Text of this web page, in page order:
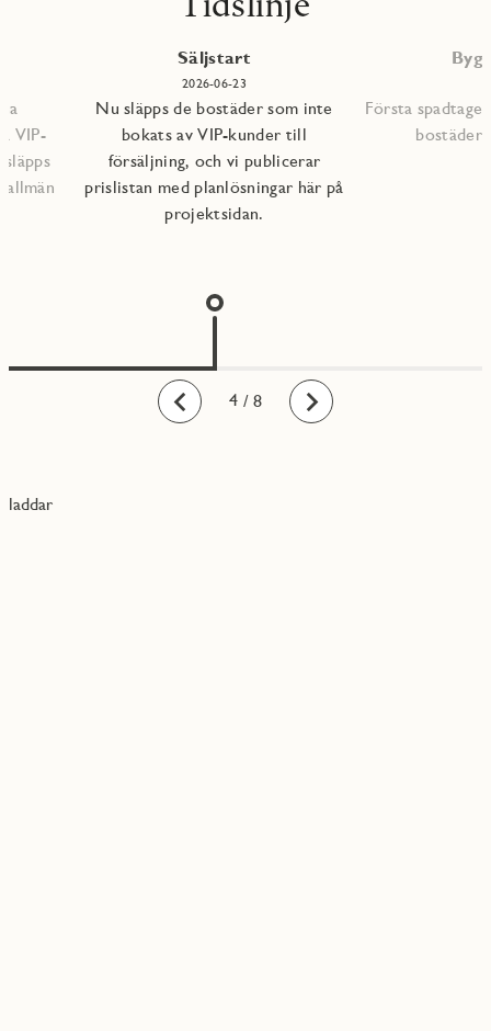
Bakåt
VIP-
Säljstart
2026-06-23
Nu släpps de bostäder som inte
bokats av VIP-kunder till
försäljning, och vi publicerar
prislistan med planlösningar här på
projektsidan.
Första
Framåt
1
2
3
4
5
6
7
8 / 8
laddar